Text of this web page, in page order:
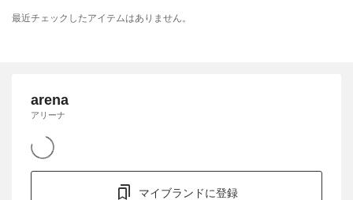
最近チェックしたアイテムはありません。
arena
アリーナ
マイブランドに登録